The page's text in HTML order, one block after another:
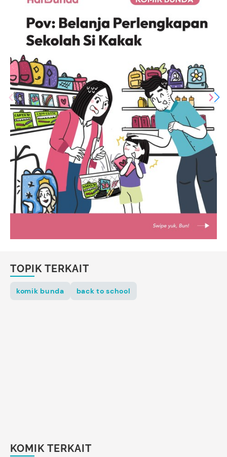
TOPIK TERKAIT
komik bunda back to school
KOMIK TERKAIT